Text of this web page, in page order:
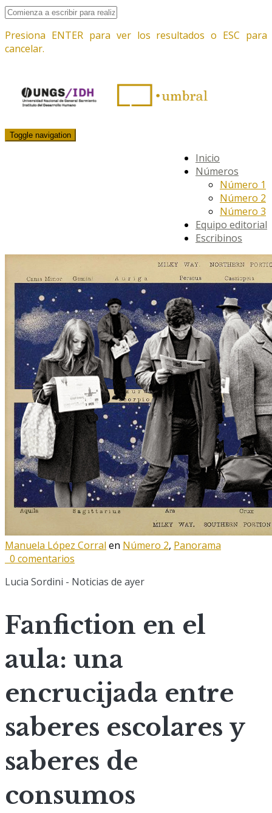
Presiona ENTER para ver los resultados o ESC para
cancelar.
Toggle navigation
Inicio
Números
Número 1
Número 2
Número 3
Equipo editorial
Escribinos
Manuela López Corral en Número 2, Panorama
0 comentarios
Lucia Sordini - Noticias de ayer
Fanfiction en el
aula: una
encrucijada entre
saberes escolares y
saberes de
consumos